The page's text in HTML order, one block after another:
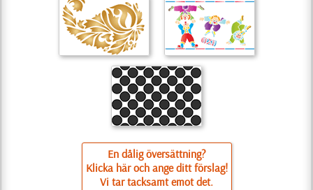
En dålig översättning?
Klicka här och ange ditt förslag!
Vi tar tacksamt emot det.